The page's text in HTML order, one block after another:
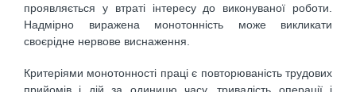
проявляється у втраті інтересу до виконуваної роботи.
Надмірно виражена монотонність може викликати
своєрідне нервове виснаження.
Критеріями монотонності праці є повторюваність трудових